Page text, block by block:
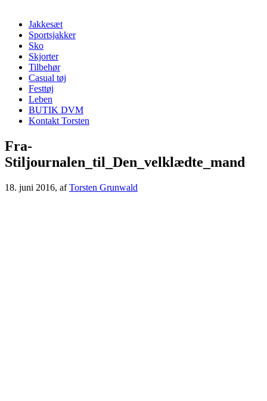
Jakkesæt
Sportsjakker
Sko
Skjorter
Tilbehør
Casual tøj
Festtøj
Leben
BUTIK DVM
Kontakt Torsten
Fra-
Stiljournalen_til_Den_velklædte_mand
18. juni 2016, afTorsten Grunwald